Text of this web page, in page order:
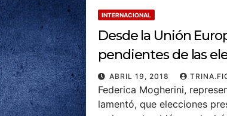
INTERNACIONAL
Desde la Unión
pendientes de las
ABRIL 19, 2018
Federica Mogherini,
lamentó, que elecciones